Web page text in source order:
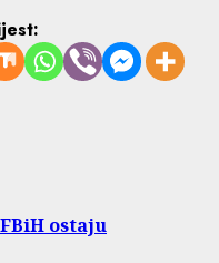
ostaju